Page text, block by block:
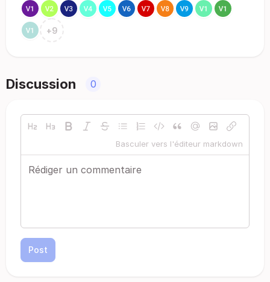
+9
Discussion 0
Basculer vers l'éditeur markdown
Post